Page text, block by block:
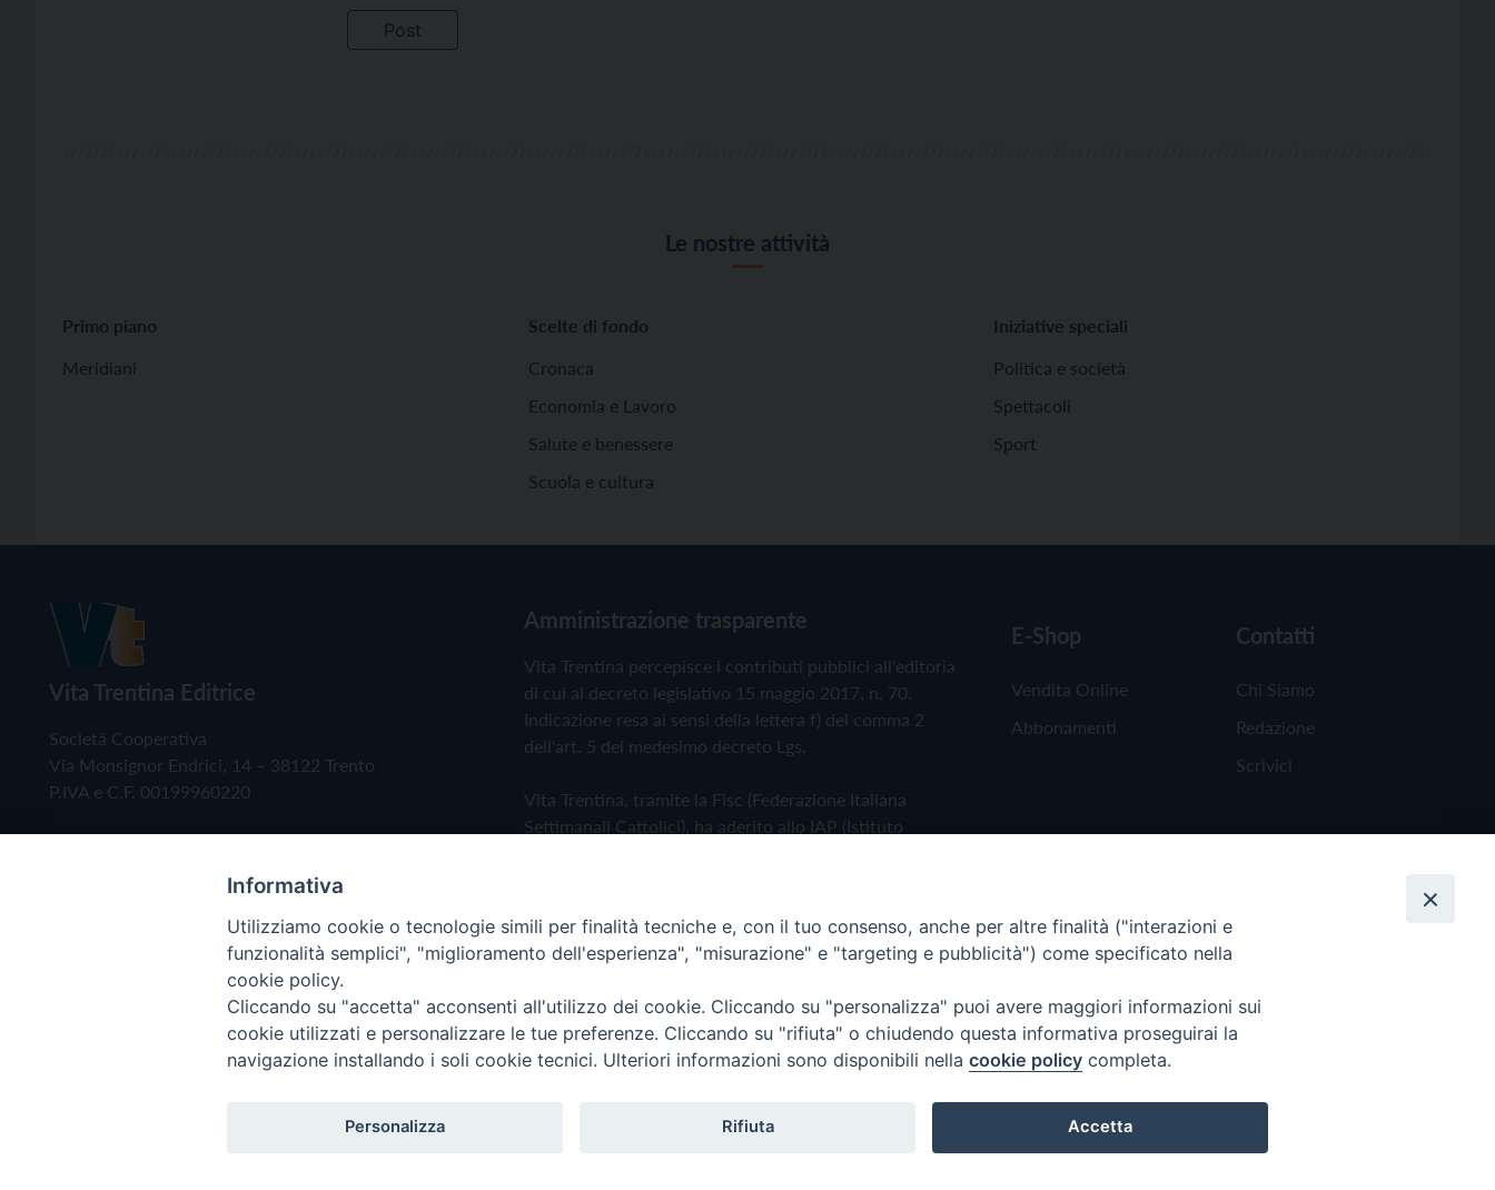
Le nostre attività
Primo piano
Meridiani
Scelte di fondo
Cronaca
Economia e Lavoro
Salute e benessere
Scuola e cultura
Iniziative speciali
Politica e società
Spettacoli
Sport
Vita Trentina Editrice
Società Cooperativa
Via Monsignor Endrici, 14 – 38122 Trento
P.IVA e C.F. 00199960220
Amministrazione trasparente
Vita Trentina percepisce i contributi pubblici all'editoria
di cui al decreto legislativo 15 maggio 2017, n. 70.
Indicazione resa ai sensi della lettera f) del comma 2
dell'art. 5 del medesimo decreto Lgs.
Vita Trentina, tramite la Fisc (Federazione Italiana
Settimanali Cattolici), ha aderito allo IAP (Istituto
Privacy Policy Cookie Policy
E-Shop
Vendita Online
Abbonamenti
Contatti
Chi Siamo
Redazione
Scrivici
Copyright © 2019 - Tutti i diritti riservati - Vita Trentina Editrice
Informativa
Utilizziamo cookie o tecnologie simili per finalità tecniche e, con il tuo consenso, anche per altre finalità ("interazioni e
funzionalità semplici", "miglioramento dell'esperienza", "misurazione" e "targeting e pubblicità") come specificato nella
cookie policy.
Cliccando su "accetta" acconsenti all'utilizzo dei cookie. Cliccando su "personalizza" puoi avere maggiori informazioni sui
cookie utilizzati e personalizzare le tue preferenze. Cliccando su "rifiuta" o chiudendo questa informativa proseguirai la
navigazione installando i soli cookie tecnici. Ulteriori informazioni sono disponibili nella cookie policy completa.
Personalizza Rifiuta Accetta